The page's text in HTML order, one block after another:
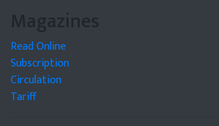
Magazines
Read Online
Subscription
Circulation
Tariff